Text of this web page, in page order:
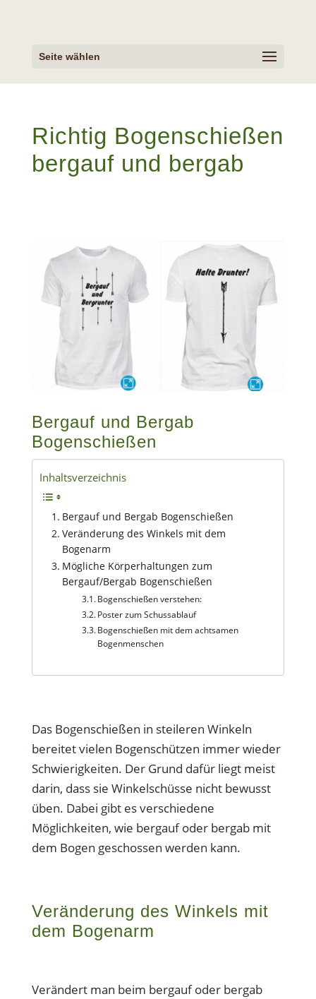
Seite wählen
Richtig Bogenschießen
bergauf und bergab
Bergauf und Bergab
Bogenschießen
Inhaltsverzeichnis
Bergauf und Bergab Bogenschießen
Veränderung des Winkels mit dem
Bogenarm
Mögliche Körperhaltungen zum
Bergauf/Bergab Bogenschießen
Bogenschießen verstehen:
Poster zum Schussablauf
Bogenschießen mit dem achtsamen
Bogenmenschen
Das Bogenschießen in steileren Winkeln
bereitet vielen Bogenschützen immer wieder
Schwierigkeiten. Der Grund dafür liegt meist
darin, dass sie Winkelschüsse nicht bewusst
üben. Dabei gibt es verschiedene
Möglichkeiten, wie bergauf oder bergab mit
dem Bogen geschossen werden kann.
Veränderung des Winkels mit
dem Bogenarm
Verändert man beim bergauf oder bergab